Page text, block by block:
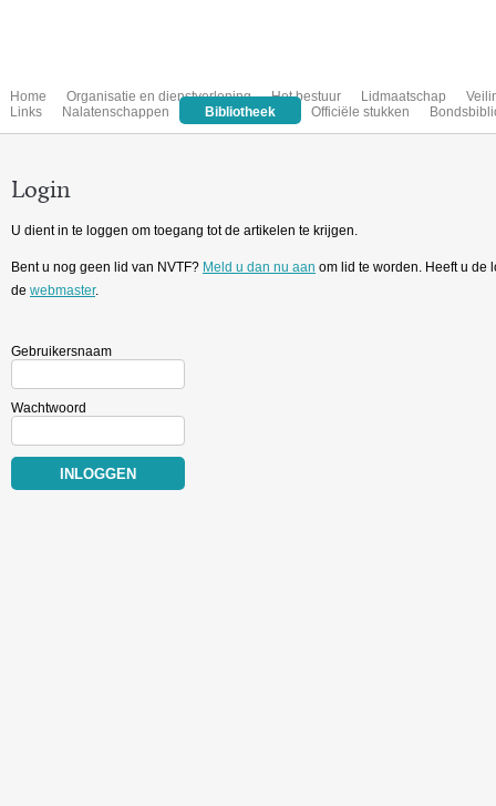
Home Organisatie en dienstverlening Het bestuur Lidmaatschap
Links
Nalatenschappen Bibliotheek Officiële stukken
Login
U dient in te loggen om toegang tot de artikelen te krijgen.
Bent u nog geen lid van NVTF? Meld u dan nu aan om lid te worden. Heeft u de
de webmaster.
Gebruikersnaam
Wachtwoord